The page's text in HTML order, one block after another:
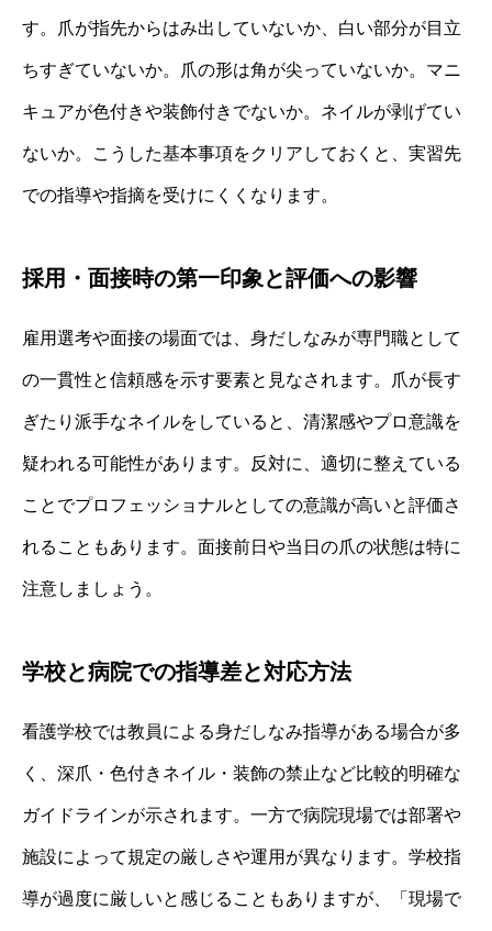
す。爪が指先からはみ出していないか、白い部分が目立
ちすぎていないか。爪の形は角が尖っていないか。マニ
キュアが色付きや装飾付きでないか。ネイルが剥げてい
ないか。こうした基本事項をクリアしておくと、実習先
での指導や指摘を受けにくくなります。
採用・面接時の第一印象と評価への影響
雇用選考や面接の場面では、身だしなみが専門職として
の一貫性と信頼感を示す要素と見なされます。爪が長す
ぎたり派手なネイルをしていると、清潔感やプロ意識を
疑われる可能性があります。反対に、適切に整えている
ことでプロフェッショナルとしての意識が高いと評価さ
れることもあります。面接前日や当日の爪の状態は特に
注意しましょう。
学校と病院での指導差と対応方法
看護学校では教員による身だしなみ指導がある場合が多
く、深爪・色付きネイル・装飾の禁止など比較的明確な
ガイドラインが示されます。一方で病院現場では部署や
施設によって規定の厳しさや運用が異なります。学校指
導が過度に厳しいと感じることもありますが、「現場で